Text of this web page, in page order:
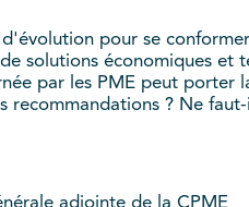
pour se
solutions économiques et
par les PME peut porter
recommandations ? Ne